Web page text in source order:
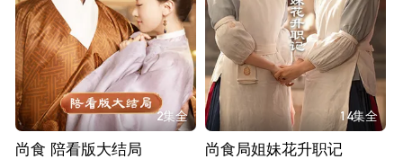
2集全
尚食 陪看版大结局
14集全
尚食局姐妹花升职记